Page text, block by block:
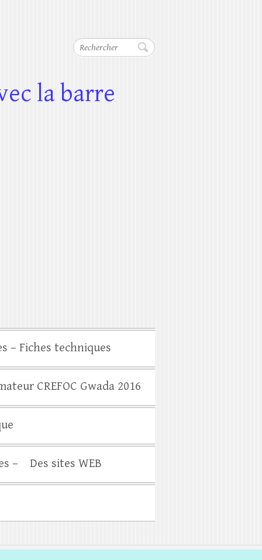
Rechercher
la barre
– Fiches techniques
CREFOC Gwada 2016
– Des sites WEB